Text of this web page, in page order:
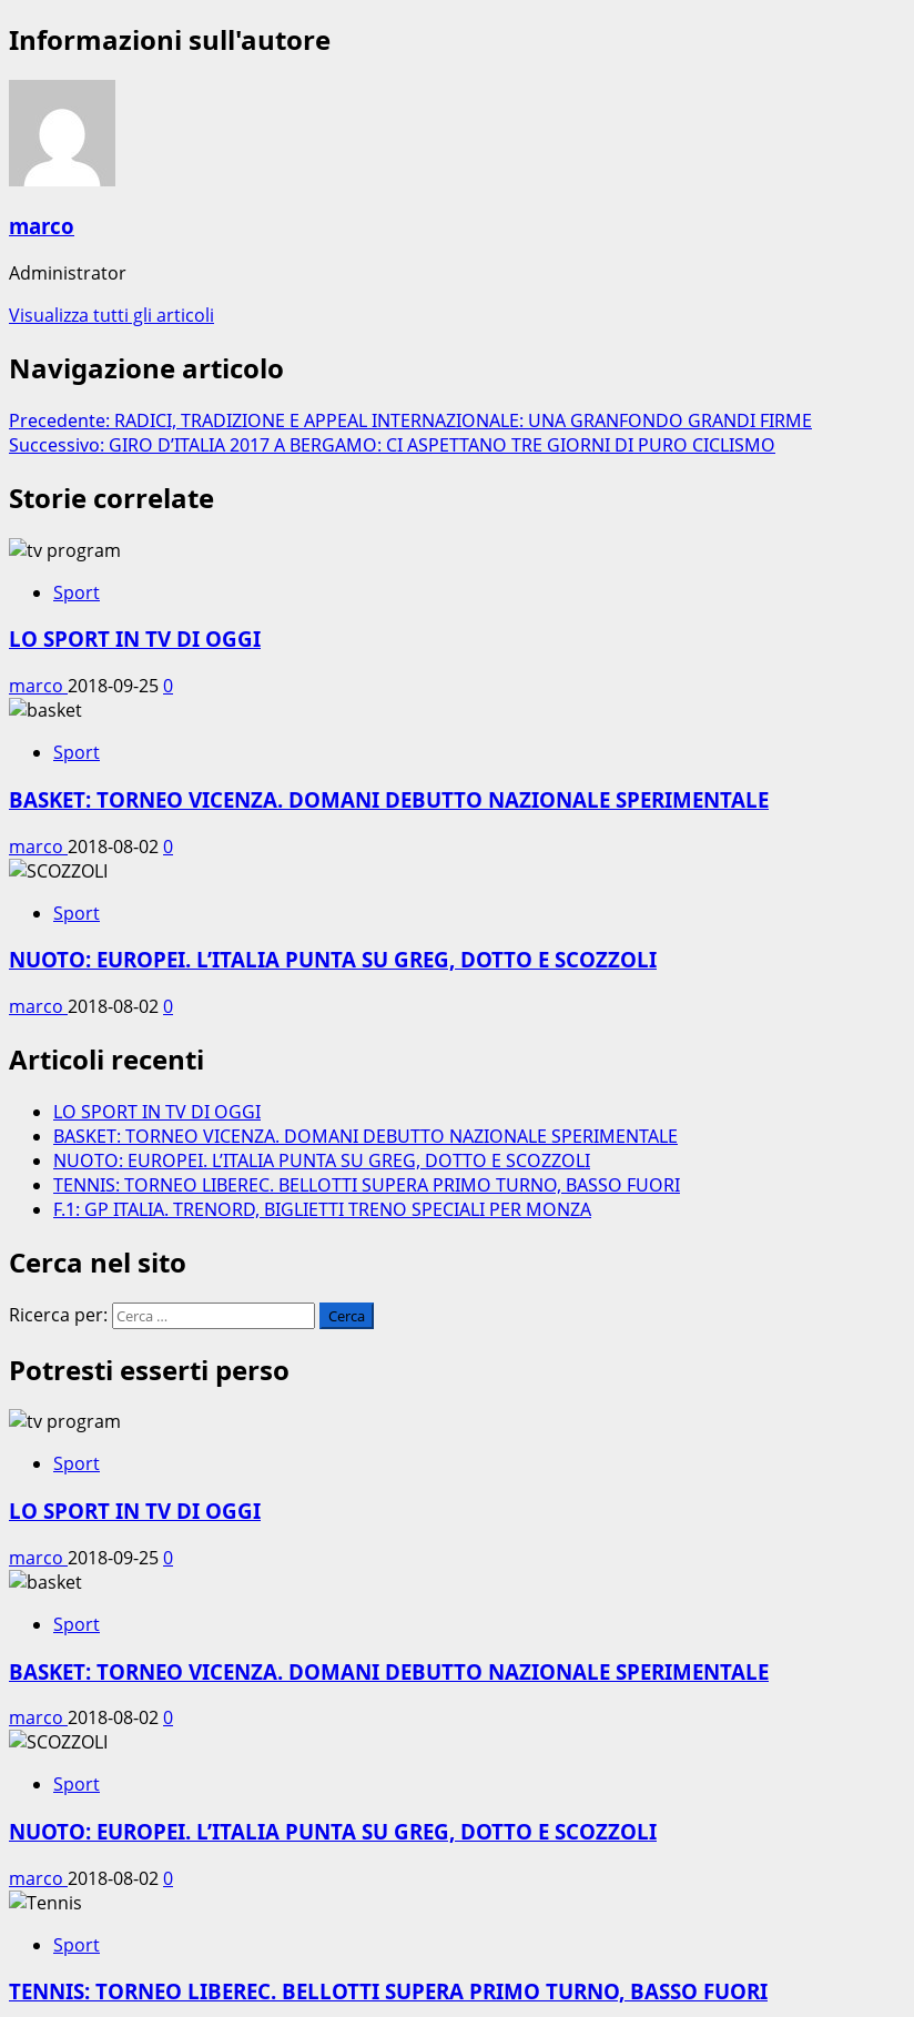
Informazioni sull'autore
marco
Administrator
Visualizza tutti gli articoli
Navigazione articolo
Precedente: RADICI, TRADIZIONE E APPEAL INTERNAZIONALE: UNA GRANFONDO GRANDI FIRME
Successivo: GIRO D’ITALIA 2017 A BERGAMO: CI ASPETTANO TRE GIORNI DI PURO CICLISMO
Storie correlate
Sport
LO SPORT IN TV DI OGGI
marco 2018-09-250
Sport
BASKET: TORNEO VICENZA. DOMANI DEBUTTO NAZIONALE SPERIMENTALE
marco 2018-08-020
Sport
NUOTO: EUROPEI. L’ITALIA PUNTA SU GREG, DOTTO E SCOZZOLI
marco 2018-08-020
Articoli recenti
LO SPORT IN TV DI OGGI
BASKET: TORNEO VICENZA. DOMANI DEBUTTO NAZIONALE SPERIMENTALE
NUOTO: EUROPEI. L’ITALIA PUNTA SU GREG, DOTTO E SCOZZOLI
TENNIS: TORNEO LIBEREC. BELLOTTI SUPERA PRIMO TURNO, BASSO FUORI
F.1: GP ITALIA. TRENORD, BIGLIETTI TRENO SPECIALI PER MONZA
Cerca nel sito
Ricerca per:
Potresti esserti perso
Sport
LO SPORT IN TV DI OGGI
marco 2018-09-250
Sport
BASKET: TORNEO VICENZA. DOMANI DEBUTTO NAZIONALE SPERIMENTALE
marco 2018-08-020
Sport
NUOTO: EUROPEI. L’ITALIA PUNTA SU GREG, DOTTO E SCOZZOLI
marco 2018-08-020
Sport
TENNIS: TORNEO LIBEREC. BELLOTTI SUPERA PRIMO TURNO, BASSO FUORI